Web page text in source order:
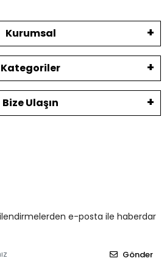
Kurumsal
Kategoriler
Bize Ulaşın
e-posta ile haberdar
Gönder